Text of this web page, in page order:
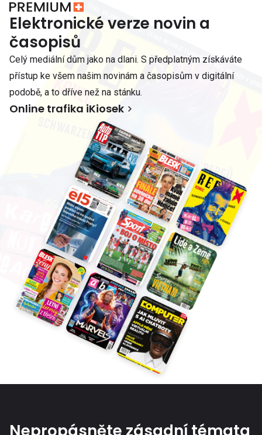
Elektronické verze novin a
časopisů
Celý mediální dům jako na dlani. S předplatným získáváte
přístup ke všem našim novinám a časopisům v digitální
podobě, a to dříve než na stánku.
Online trafika iKiosek